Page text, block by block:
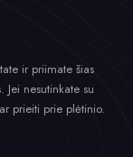
ir priimate šias
Jei nesutinkate su
prieiti prie plėtinio.